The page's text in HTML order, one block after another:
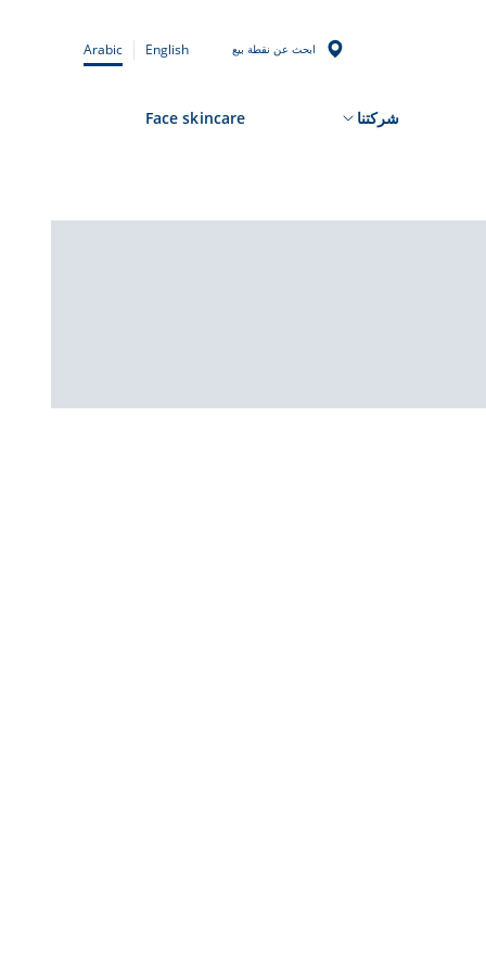
ابحث عن نقطة بيع English
Arabic
شركتنا Face skincare